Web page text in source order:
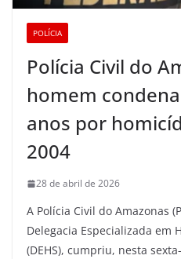
POLÍCIA
Polícia Civil do
homem
anos por
2004
28 de abril de 2026
A Polícia Civil do Amazonas
Delegacia Especializada em
(DEHS), cumpriu, nesta